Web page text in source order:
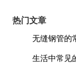
热门文章
无缝钢管的
生活中常见